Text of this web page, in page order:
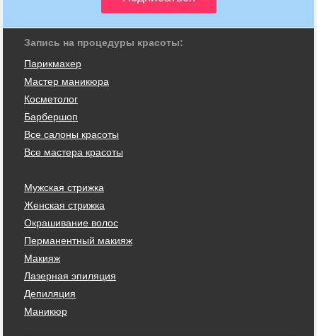
Запись на процедуры красоты:
Парикмахер
Мастер маникюра
Косметолог
Барбершоп
Все салоны красоты
Все мастера красоты
Мужская стрижка
Женская стрижка
Окрашивание волос
Перманентный макияж
Макияж
Лазерная эпиляция
Депиляция
Маникюр